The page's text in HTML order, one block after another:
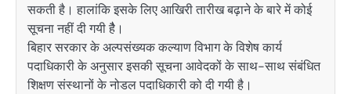
सकती है। हालांकि इसके लिए आखिरी तारीख बढ़ाने के बारे में कोई
सूचना नहीं दी गयी हैै।
बिहार सरकार के अल्पसंख्यक कल्याण विभाग के विशेष कार्य
पदाधिकारी के अनुसार इसकी सूचना आवेदकों के साथ-साथ संबंधित
शिक्षण संस्थानों के नोडल पदाधिकारी को दी गयी है।